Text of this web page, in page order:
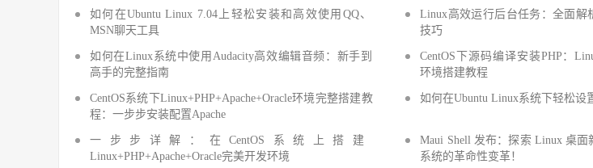
如何在Ubuntu Linux 7.04上轻松安装和高效使用QQ、
MSN聊天工具
Linux高效运行后台任务：全面解
技巧
如何在Linux系统中使用Audacity高效编辑音频：新手到
高手的完整指南
CentOS下源码编译安装PHP：
环境搭建教程
CentOS系统下Linux+PHP+Apache+Oracle环境完整搭建教
程：一步步安装配置Apache
如何在Ubuntu Linux系统下轻松设
一步步详解：在CentOS系统上搭建
Linux+PHP+Apache+Oracle完美开发环境
Maui Shell 发布：探索 Linux 桌
系统的革命性变革！